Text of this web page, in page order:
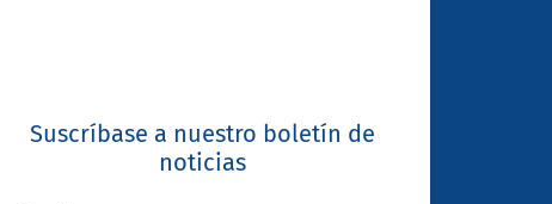
Suscríbase a nuestro boletín de
noticias